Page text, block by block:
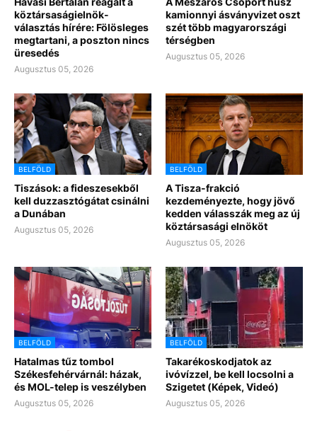
köztársaságielnök-
választás hírére: Fölösleges
megtartani, a poszton nincs
üresedés
Augusztus 05, 2026
kamionnyi ásványvizet oszt
szét több magyarországi
térségben
Augusztus 05, 2026
BELFÖLD
Tiszások: a fideszesekből
kell duzzasztógátat csinálni
a Dunában
Augusztus 05, 2026
BELFÖLD
A Tisza-frakció
kezdeményezte, hogy jövő
kedden válasszák meg az új
köztársasági elnököt
Augusztus 05, 2026
BELFÖLD
Hatalmas tűz tombol
Székesfehérvárnál: házak,
és MOL-telep is veszélyben
Augusztus 05, 2026
BELFÖLD
Takarékoskodjatok az
ivóvízzel, be kell locsolni a
Szigetet (Képek, Videó)
Augusztus 05, 2026